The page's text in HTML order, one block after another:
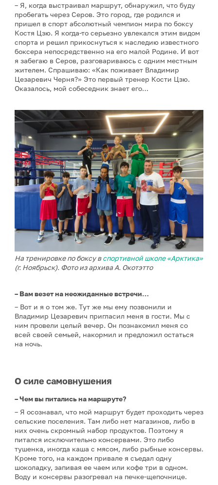
– Я, когда выстраивал маршрут, обнаружил, что буду
пробегать через Серов. Это город, где родился и
пришел в спорт абсолютный чемпион мира по боксу
Костя Цзю. Я когда-то серьезно увлекался этим видом
спорта и решил прикоснуться к наследию известного
боксера непосредственно на его малой Родине. И вот
я забегаю в Серов, разговариваюсь с одним местным
жителем. Спрашиваю: «Как поживает Владимир
Цезаревич Черня?» Это первый тренер Кости Цзю.
Оказалось, мой собеседник знает его…
На тренировке по боксу вспортивной школе «Арктика»
(г. Ноябрьск). Фото из архива А. Окотэтто
– Вам везет на неожиданные встречи…
– Вот и я о том же. Тут же мы ему позвонили и
Владимир Цезаревич пригласил меня в гости. Мы с
ним провели целый вечер. Он познакомил меня со
всей своей семьей, накормил и предложил остаться
на ночь.
О силе самовнушения
– Чем вы питались на маршруте?
– Я осознавал, что мой маршрут будет проходить через
сельские поселения. Там либо нет магазинов, либо в
них очень скромный набор продуктов. Поэтому я
питался исключительно консервами. Это либо
тушенка, иногда каша с мясом, либо рыбные консервы.
Кроме того, на каждом привале я съедал одну
шоколадку, запивая ее чаем или кофе три в одном.
Воду и консервы разогревал на печке-щепочнице.